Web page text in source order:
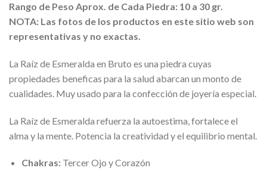
Rango de Peso Aprox. de Cada Piedra: 10 a 30 gr.
NOTA: Las fotos de los productos en este sitio web son
representativas y no exactas.
La Raíz de Esmeralda en Bruto es una piedra cuyas
propiedades beneficas para la salud abarcan un monto de
cualidades. Muy usado para la confección de joyería especial.
La Raíz de Esmeralda refuerza la autoestima, fortalece el
alma y la mente. Potencia la creatividad y el equilibrio mental.
Chakras:Tercer Ojo y Corazón